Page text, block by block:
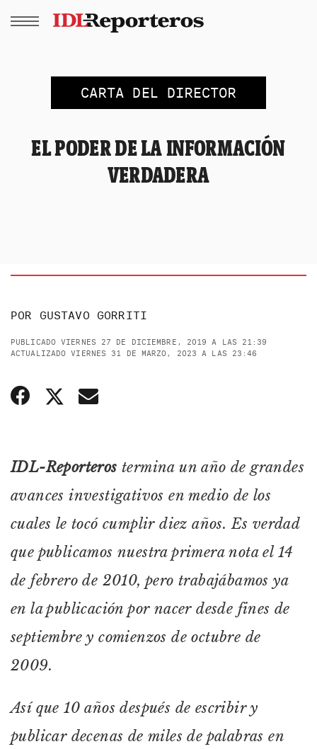
CARTA DEL DIRECTOR
EL PODER DE LA INFORMACIÓN
VERDADERA
POR GUSTAVO GORRITI
PUBLICADO VIERNES 27 DE DICIEMBRE, 2019 A LAS 21:39
ACTUALIZADO VIERNES 31 DE MARZO, 2023 A LAS 23:46
IDL-Reporteros termina un año de grandes
avances investigativos en medio de los
cuales le tocó cumplir diez años. Es verdad
que publicamos nuestra primera nota el 14
de febrero de 2010, pero trabajábamos ya
en la publicación por nacer desde fines de
septiembre y comienzos de octubre de
2009.
Así que 10 años después de escribir y
publicar decenas de miles de palabras en